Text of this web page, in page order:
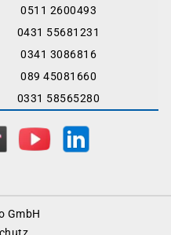
0511 2600493
0431 55681231
0341 3086816
089 45081660
0331 58565280
GmbH